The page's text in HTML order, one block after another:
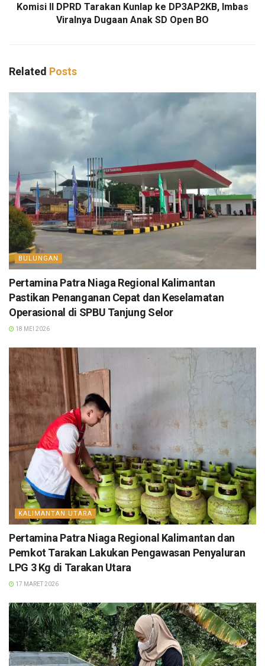
Komisi II DPRD Tarakan Kunlap ke DP3AP2KB, Imbas
Viralnya Dugaan Anak SD Open BO
Related Posts
BULUNGAN
Pertamina Patra Niaga Regional Kalimantan
Pastikan Penanganan Cepat dan Keselamatan
Operasional di SPBU Tanjung Selor
18 MEI 2026
KALIMANTAN UTARA
Pertamina Patra Niaga Regional Kalimantan dan
Pemkot Tarakan Lakukan Pengawasan Penyaluran
LPG 3 Kg di Tarakan Utara
17 MARET 2026